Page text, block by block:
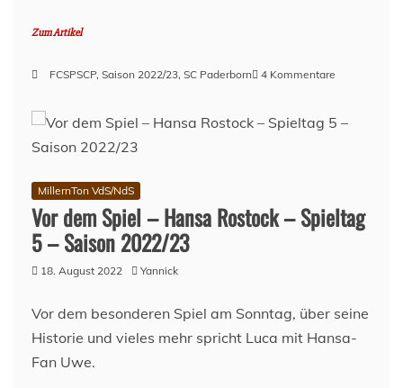
Zum Artikel
FCSPSCP, Saison 2022/23, SC Paderborn 4 Kommentare
Pauli
MillernTon VdS/NdS
Vor dem Spiel – Hansa Rostock – Spieltag
5 – Saison 2022/23
18. August 2022 Yannick
Vor dem besonderen Spiel am Sonntag, über seine
Historie und vieles mehr spricht Luca mit Hansa-
Fan Uwe.